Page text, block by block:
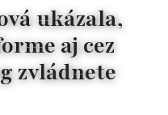
ukázala,
aj cez
zvládnete